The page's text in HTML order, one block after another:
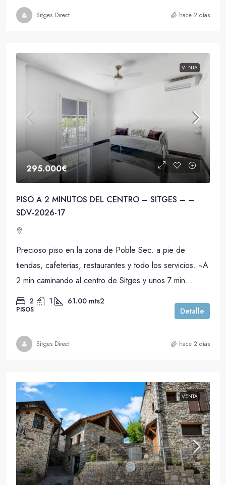
Sitges Direct hace 2 días
VENTA
295.000€
PISO A 2 MINUTOS DEL CENTRO – SITGES – –
SDV-2026-17
Precioso piso en la zona de Poble Sec. a pie de
tiendas, cafeterias, restaurantes y todo los servicios. ~A
2 min caminando al centro de Sitges y unos 7 min...
2 1 61.00 mts2
PISOS Detalle
Sitges Direct hace 2 días
VENTA